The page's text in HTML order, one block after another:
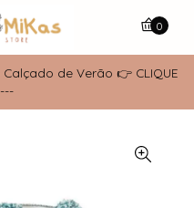
de Verão 👉 CLIQUE
0